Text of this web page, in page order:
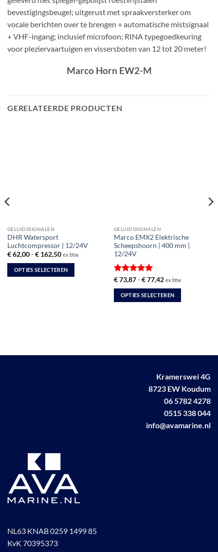
bevestigingsbeugel; uitgerust met spraakversterker om
vocale berichten over te brengen + automatische mistsignaal
+ VHF-ingang; inclusief microfoon; RINA typegoedkeuring
voor pleziervaartuigen en vissersboten van 12 tot 20 meter!
Marco Horn EW2-M
GERELATEERDE PRODUCTEN
GELUIDSSIGNALEN
DHR Watersport
Luchtcompressor | 12/24V
€62,00 - €162,50Prijsklasse:
tot
€ 162,50
ex btw
OPTIES SELECTEREN
GELUIDSSIGNALEN
Marco EMX2 Elektrische
Scheepshoorn | 400 mm |
12/24V
Gewaardeerd
5uit 5
€73,87 - €77,42Prijsklasse:
tot
€ 77,42
ex btw
OPTIES SELECTEREN
Deze
productpagina
Kramerswei 4G
8723 EW Koudum
06 5782 4278
0515 338 044
info@avamarine.nl
NL63 KNAB 0259 1499 85
KvK 70395373